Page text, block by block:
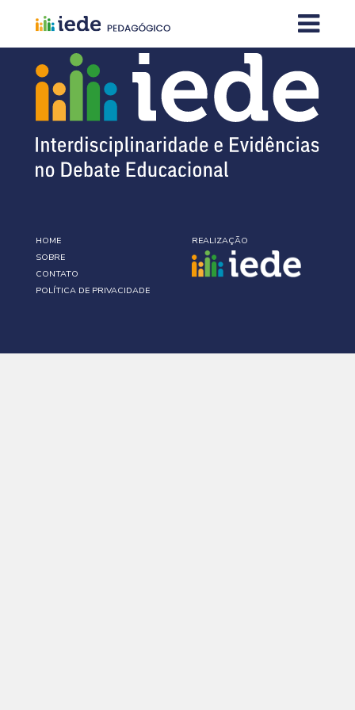
HOME
SOBRE
CONTATO
POLÍTICA DE PRIVACIDADE
REALIZAÇÃO